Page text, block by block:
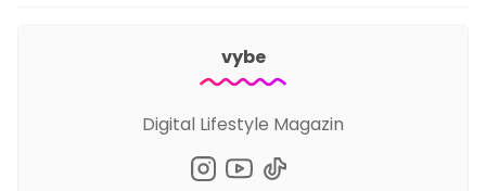
vybe
Digital Lifestyle Magazin